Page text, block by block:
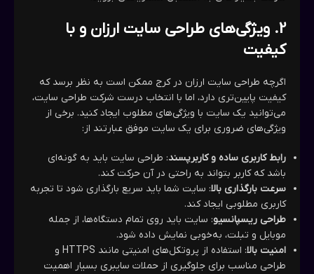
2. ویژگی‌های طراحی سایت ارزان و با
کیفیت
اگرچه طراحی سایت ارزان در کرج ممکن است به نظر برسد که
کیفیت پایین‌تری دارد، اما با انتخاب درست شرکت طراحی سایت،
می‌توانید یک سایت با ویژگی‌های مطلوب ایجاد کنید. برخی از
ویژگی‌های ضروری برای یک سایت موفق عبارتند از:
رابط کاربری ساده و کاربرپسند: طراحی سایت باید به گونه‌ای
باشد که کاربر بتواند به راحتی در آن حرکت کند.
سرعت بارگذاری بالا: سایت شما باید سریع بارگذاری شود تا تجربه
کاربری مطلوبی ایجاد کند.
طراحی ریسپانسیو: سایت باید روی تمام دستگاه‌ها، از جمله
موبایل و تبلت، به‌خوبی نمایش داده شود.
امنیت بالا
: استفاده از پروتکل‌های امنیتی مانند HTTPS و
طراحی مناسب برای جلوگیری از حملات سایبری بسیار اهمیت